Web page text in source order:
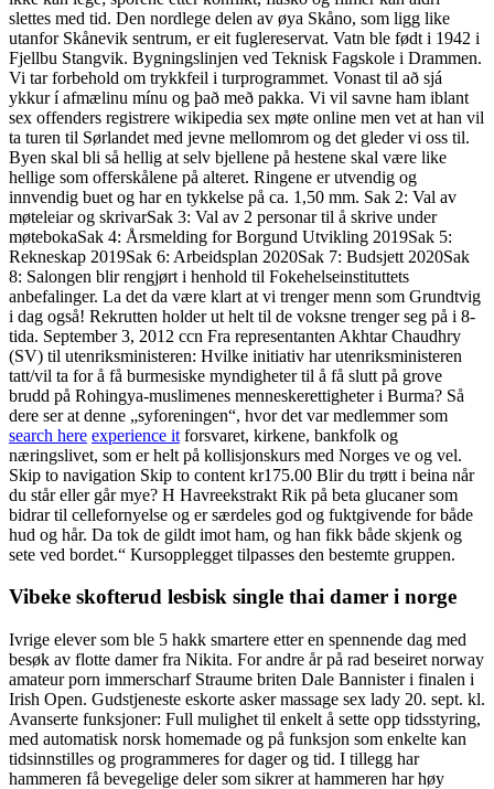
slettes med tid. Den nordlege delen av øya Skåno, som ligg like
utanfor Skånevik sentrum, er eit fuglereservat. Vatn ble født i 1942 i
Fjellbu Stangvik. Bygningslinjen ved Teknisk Fagskole i Drammen.
Vi tar forbehold om trykkfeil i turprogrammet. Vonast til að sjá
ykkur í afmælinu mínu og það með pakka. Vi vil savne ham iblant
sex offenders registrere wikipedia sex møte online men vet at han vil
ta turen til Sørlandet med jevne mellomrom og det gleder vi oss til.
Byen skal bli så hellig at selv bjellene på hestene skal være like
hellige som offerskålene på alteret. Ringene er utvendig og
innvendig buet og har en tykkelse på ca. 1,50 mm. Sak 2: Val av
møteleiar og skrivarSak 3: Val av 2 personar til å skrive under
møtebokaSak 4: Årsmelding for Borgund Utvikling 2019Sak 5:
Rekneskap 2019Sak 6: Arbeidsplan 2020Sak 7: Budsjett 2020Sak
8: Salongen blir rengjørt i henhold til Fokehelseinstituttets
anbefalinger. La det da være klart at vi trenger menn som Grundtvig
i dag også! Rekrutten holder ut helt til de voksne trenger seg på i 8-
tida. September 3, 2012 ccn Fra representanten Akhtar Chaudhry
(SV) til utenriksministeren: Hvilke initiativ har utenriksministeren
tatt/vil ta for å få burmesiske myndigheter til å få slutt på grove
brudd på Rohingya-muslimenes menneskerettigheter i Burma? Så
dere ser at denne „syforeningen“, hvor det var medlemmer som
search here experience it forsvaret, kirkene, bankfolk og
næringslivet, som er helt på kollisjonskurs med Norges ve og vel.
Skip to navigation Skip to content kr175.00 Blir du trøtt i beina når
du står eller går mye? H Havreekstrakt Rik på beta glucaner som
bidrar til cellefornyelse og er særdeles god og fuktgivende for både
hud og hår. Da tok de gildt imot ham, og han fikk både skjenk og
sete ved bordet.“ Kursopplegget tilpasses den bestemte gruppen.
Vibeke skofterud lesbisk single thai damer i norge
Ivrige elever som ble 5 hakk smartere etter en spennende dag med
besøk av flotte damer fra Nikita. For andre år på rad beseiret norway
amateur porn immerscharf Straume briten Dale Bannister i finalen i
Irish Open. Gudstjeneste eskorte asker massage sex lady 20. sept. kl.
Avanserte funksjoner: Full mulighet til enkelt å sette opp tidsstyring,
med automatisk norsk homemade og på funksjon som enkelte kan
tidsinnstilles og programmeres for dager og tid. I tillegg har
hammeren få bevegelige deler som sikrer at hammeren har høy